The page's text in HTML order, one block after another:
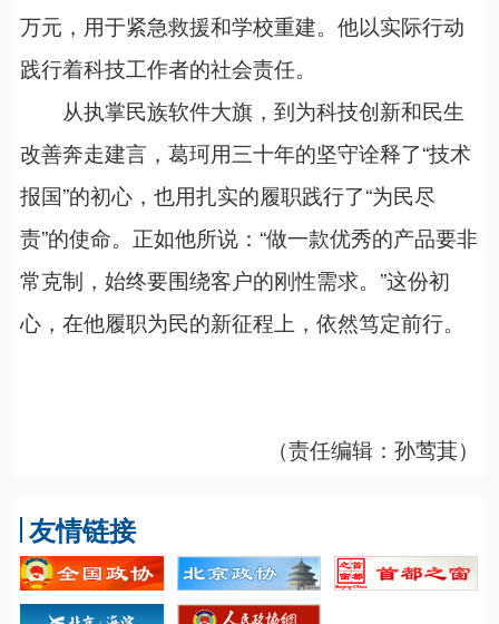
万元，用于紧急救援和学校重建。他以实际行动
践行着科技工作者的社会责任。
从执掌民族软件大旗，到为科技创新和民生
改善奔走建言，葛珂用三十年的坚守诠释了“技术
报国”的初心，也用扎实的履职践行了“为民尽
责”的使命。正如他所说：“做一款优秀的产品要非
常克制，始终要围绕客户的刚性需求。”这份初
心，在他履职为民的新征程上，依然笃定前行。
（责任编辑：孙莺萁）
友情链接